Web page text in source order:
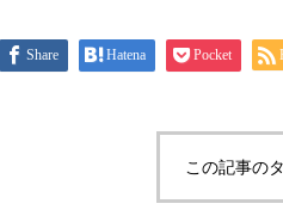
Share Hatena Pocket
この記事の